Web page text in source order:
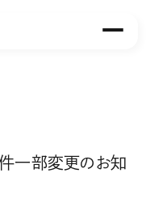
一部変更のお知